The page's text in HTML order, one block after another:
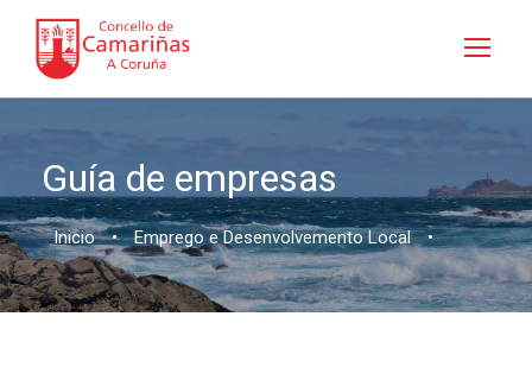
Guía de empresas
Inicio • Emprego e Desenvolvemento Local •